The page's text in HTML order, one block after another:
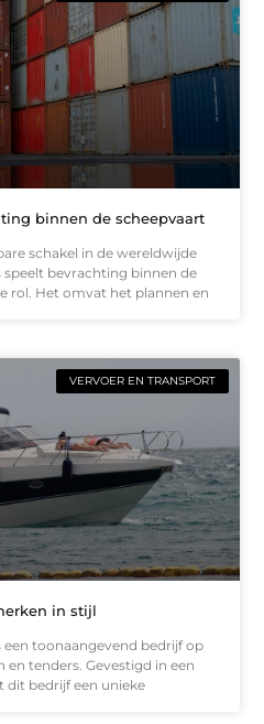
binnen de scheepvaart
schakel in de wereldwijde
bevrachting binnen de
rol. Het omvat het plannen en
VERVOER EN TRANSPORT
in stijl
toonaangevend bedrijf op
en tenders. Gevestigd in een
bedrijf een unieke